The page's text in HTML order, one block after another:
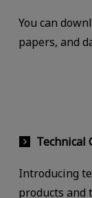
You can
papers, and
Technical
Introducing
products and